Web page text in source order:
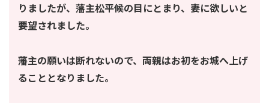
りましたが、藩主松平候の目にとまり、妻に欲しいと
要望されました。
藩主の願いは断れないので、両親はお初をお城へ上げ
ることとなりました。